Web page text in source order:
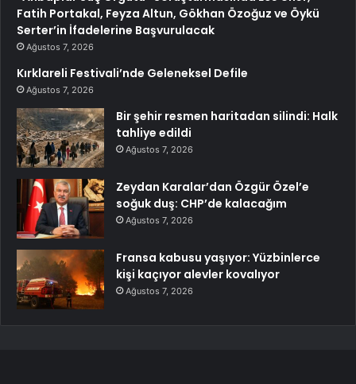
Fatih Portakal, Feyza Altun, Gökhan Özoğuz ve Öykü
Serter’in İfadelerine Başvurulacak
Ağustos 7, 2026
Kırklareli Festivali’nde Geleneksel Defile
Ağustos 7, 2026
Bir şehir resmen haritadan silindi: Halk
tahliye edildi
Ağustos 7, 2026
Zeydan Karalar’dan Özgür Özel’e
soğuk duş: CHP’de kalacağım
Ağustos 7, 2026
Fransa kabusu yaşıyor: Yüzbinlerce
kişi kaçıyor alevler kovalıyor
Ağustos 7, 2026